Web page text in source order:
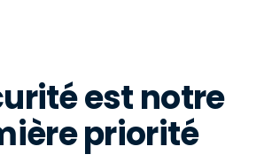
est notre
priorité